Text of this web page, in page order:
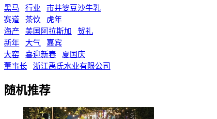
黑马 行业
市井婆豆沙牛乳
赛道
茶饮
虎年
海产
美国阿拉斯加
贺礼
新年
大气
嘉宾
大窑
喜迎新春
夏国庆
董事长
浙江禹氏水业有限公司
随机推荐